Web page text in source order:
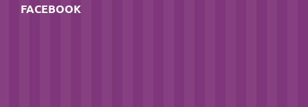
FACEBOOK